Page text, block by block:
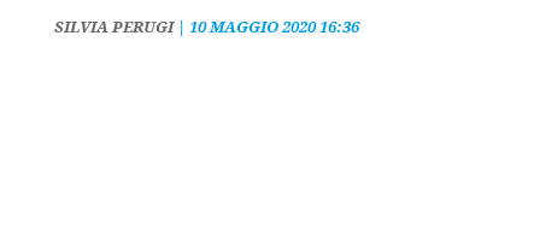
SILVIA PERUGI| 10 MAGGIO 2020 16:36